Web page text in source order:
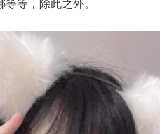
等，除此之外。